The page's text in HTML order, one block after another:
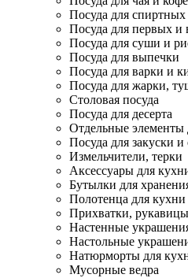
Посуда для спиртных
Посуда для первых и
Посуда для суши и
Посуда для выпечки
Посуда для варки и
Посуда для жарки,
Столовая посуда
Посуда для десерта
Отдельные элементы
Посуда для закуски и
Измельчители, терки
Аксессуары для
Бутылки для
Полотенца для кухни
Прихватки, рукавицы
Настенные
Настольные
Натюрморты для
Мусорные ведра